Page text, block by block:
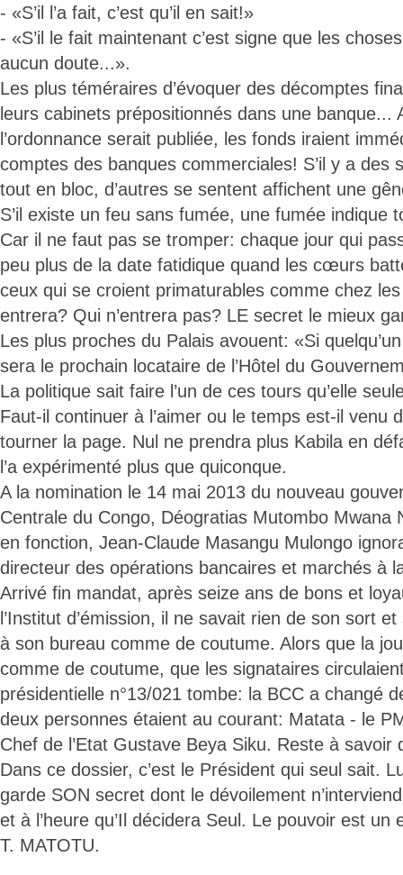
- «S’il l’a fait, c’est qu’il en sait!»
- «S’il le fait maintenant c’est signe que les
aucun doute...».
Les plus téméraires d’évoquer des décomptes
leurs cabinets prépositionnés dans une banque...
l’ordonnance serait publiée, les fonds iraient
comptes des banques commerciales! S’il y a des
tout en bloc, d’autres se sentent affichent une
S’il existe un feu sans fumée, une fumée indique
Car il ne faut pas se tromper: chaque jour qui
peu plus de la date fatidique quand les cœurs
ceux qui se croient primaturables comme chez
entrera? Qui n’entrera pas? LE secret le mieux
Les plus proches du Palais avouent: «Si
sera le prochain locataire de l’Hôtel du
La politique sait faire l’un de ces tours qu’elle
Faut-il continuer à l’aimer ou le temps est-il venu
tourner la page. Nul ne prendra plus Kabila en
l’a expérimenté plus que quiconque.
A la nomination le 14 mai 2013 du nouveau
Centrale du Congo, Déogratias Mutombo Mwana
en fonction, Jean-Claude Masangu Mulongo
directeur des opérations bancaires et marchés à
Arrivé fin mandat, après seize ans de bons et
l’Institut d’émission, il ne savait rien de son sort
à son bureau comme de coutume. Alors que la
comme de coutume, que les signataires
présidentielle n°13/021 tombe: la BCC a changé
deux personnes étaient au courant: Matata - le
Chef de l’Etat Gustave Beya Siku. Reste à savoir
Dans ce dossier, c’est le Président qui seul sait.
garde SON secret dont le dévoilement
et à l’heure qu’Il décidera Seul. Le pouvoir est un
T. MATOTU.